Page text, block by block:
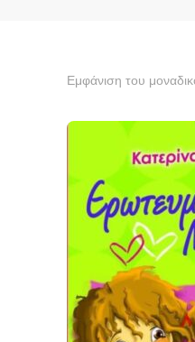
Εμφάνιση του